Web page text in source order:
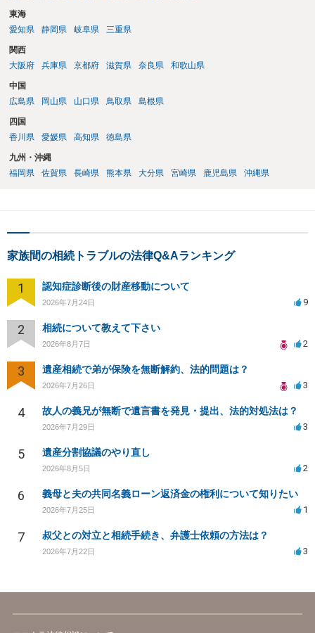
東海
愛知県
静岡県 岐阜県 三重県
関西
大阪府
兵庫県 京都府 滋賀県 奈良県 和歌山県
中国
広島県
岡山県 山口県 鳥取県 島根県
四国
香川県
愛媛県 高知県 徳島県
九州・沖縄
福岡県
佐賀県 長崎県 熊本県 大分県 宮崎県 鹿児島県 沖縄県
家族間の相続トラブルの法律Q&Aランキング
1 認知症診断後の財産移動について
2026年7月24日 9
2 相続について教えて下さい
2026年8月7日 2
3 遺産相続で弟が保険を無断解約、法的問題は？
2026年7月26日 3
4 故人の義兄が無断で遺言書を発見・提出、法的対処法は？
2026年7月29日 3
5 遺産分割協議のやり直し
2026年8月5日 2
6 義母と夫の共同名義ローン返済金の権利について知りたい
2026年7月25日 1
7 叔父との対立と相続手続き、弁護士依頼の方法は？
2026年7月22日 3